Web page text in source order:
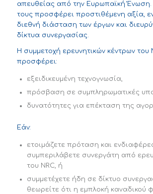
απευθείας από την Ευρωπαϊκή Ένωση.
τους προσφέρει προστιθέμενη αξία,
διεθνή διάσταση των έργων και
δίκτυα συνεργασίας.
Η συμμετοχή ερευνητικών κέντρων του
προσφέρει:
εξειδικευμένη τεχνογνωσία,
πρόσβαση σε συμπληρωματικές
δυνατότητες για επέκταση της
Εάν:
ετοιμάζετε πρόταση και
συμπεριλάβετε συνεργάτη από
του NRC, ή
συμμετέχετε ήδη σε δίκτυο
θεωρείτε ότι η εμπλοκή καναδικού